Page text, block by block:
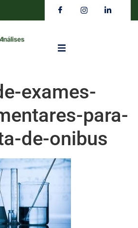
exames-
para-
de-onibus